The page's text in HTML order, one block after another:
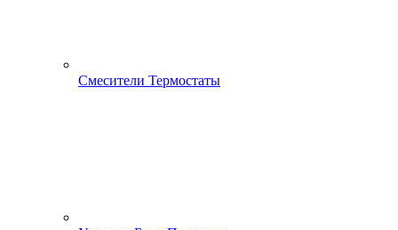
Смесители Термостаты